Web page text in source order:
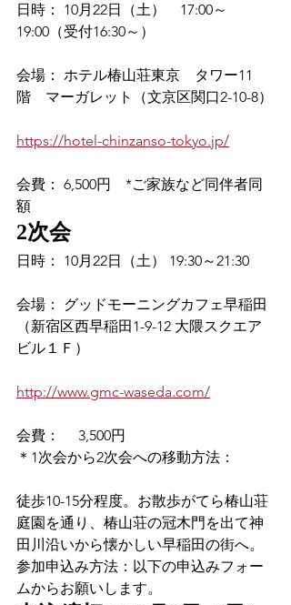
日時： 10月22日（土）　17:00～
19:00（受付16:30～）
会場： ホテル椿山荘東京　タワー11
階　マーガレット（文京区関口2-10-8）
https://hotel-chinzanso-tokyo.jp/
会費： 6,500円　*ご家族など同伴者同
額
2次会
日時： 10月22日（土） 19:30～21:30
会場： グッドモーニングカフェ早稲田
（新宿区西早稲田1-9-12 大隈スクエア
ビル１Ｆ）
http://www.gmc-waseda.com/
会費：　 3,500円
＊1次会から2次会への移動方法：
徒歩10-15分程度。お散歩がてら椿山荘
庭園を通り、椿山荘の冠木門を出て神
田川沿いから懐かしい早稲田の街へ。
参加申込み方法：以下の申込みフォー
ムからお願いします。